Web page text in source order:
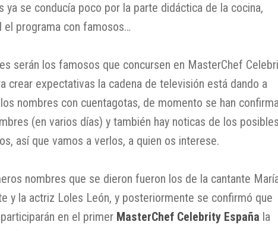
ya se conducía poco por la parte didáctica de la cocina,
el programa con famosos…
serán los famosos que concursen en MasterChef
crear expectativas la cadena de televisión está dando a
nombres con cuentagotas, de momento se han
(en varios días) y también hay noticas de los posibles
así que vamos a verlos, a quien os interese.
nombres que se dieron fueron los de la cantante
y la actriz Loles León, y posteriormente se confirmó que
en el primer MasterChef Celebrity España la